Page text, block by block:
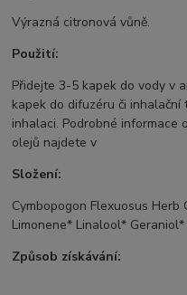
Výrazná citronová vůně.
Použití:
Přidejte 3-5 kapek do vody v
kapek do difuzéru či inhalační
inhalaci. Podrobné informace
olejů najdete v
Složení:
Cymbopogon Flexuosus
Limonene* Linalool*
Způsob získávání: